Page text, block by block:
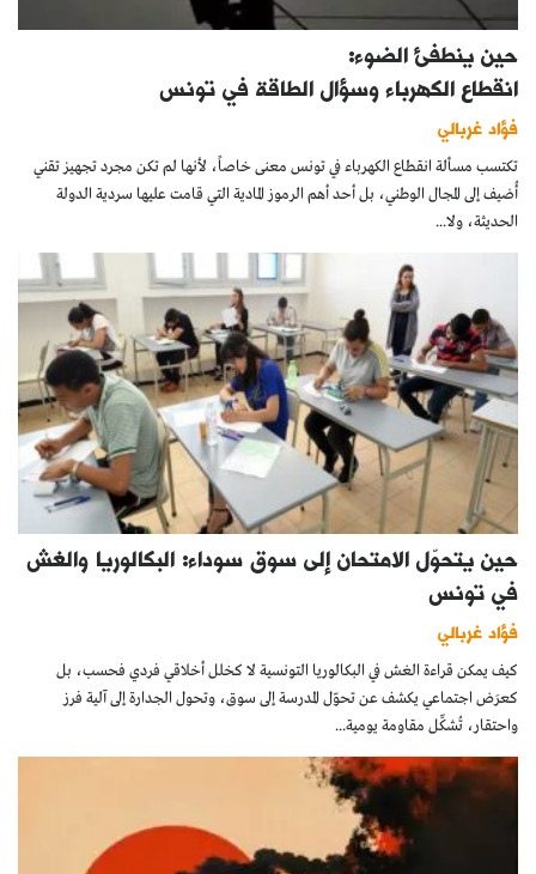
حين ينطفئ الضوء:
انقطاع الكهرباء وسؤال الطاقة في تونس
فؤاد غربالي
تكتسب مسألة انقطاع الكهرباء في تونس معنى خاصاً، لأنها لم تكن مجرد تجهيز تقني
أُضيف إلى المجال الوطني، بل أحد أهم الرموز المادية التي قامت عليها سردية الدولة
الحديثة، ولا...
حين يتحوّل الامتحان إلى سوق سوداء: البكالوريا والغش
في تونس
فؤاد غربالي
كيف يمكن قراءة الغش في البكالوريا التونسية لا كخلل أخلاقي فردي فحسب، بل
كعرَض اجتماعي يكشف عن تحوّل المدرسة إلى سوق، وتحول الجدارة إلى آلية فرز
واحتقار، تُشكِّل مقاومة يومية...